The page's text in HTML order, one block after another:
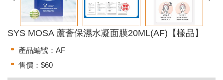
SYS MOSA 蘆薈保濕水凝面膜20ML(AF)【樣品】
產品編號：AF
售價：$60